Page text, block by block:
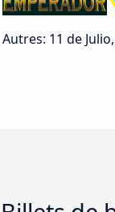
Autres: 11 de